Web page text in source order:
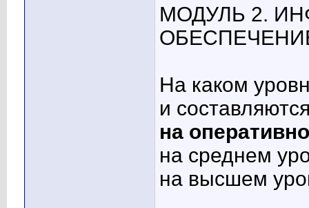
МОДУЛЬ 2.
На каком
и
на
на среднем
на высшем